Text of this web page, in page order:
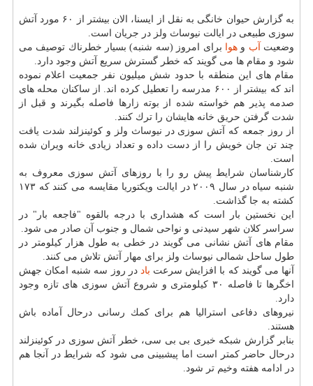
به گزارش حیوان خانگی به نقل از ایسنا، الان بیشتر از ۶۰ مورد آتش
سوزی طبیعی در ایالت نیوساث ولز در جریان است.
وضعیت آب وهوا برای امروز (سه شنبه) بسیار خطرناك توصیف می
شود و مقام ها می گویند كه خطر گسترش سریع آتش وجود دارد.
مقام های این منطقه با حدود شش میلیون نفر جمعیت اعلام نموده
اند كه بیشتر از ۶۰۰ مدرسه را تعطیل كرده اند. از ساكنان محله های
صدمه پذیر هم خواسته شده از بوته زارها فاصله بگیرند و قبل از
شدت گرفتن حریق خانه هایشان را ترك كنند.
از روز جمعه كه آتش سوزی در نیوساث ولز و كوئینزلند شدت یافت
چند تن جان خویش را از دست داده و تعداد زیادی خانه ویران شده
است.
كارشناسان شرایط پیش رو را با روزهای آتش سوزی معروف به
شنبه سیاه در سال ۲۰۰۹ در ایالت ویكتوریا مقایسه می كنند كه ۱۷۳
كشته به جا گذاشت.
این نخستین بار است كه هشداری با درجه بالقوه "فاجعه بار" در
سراسر كلان شهر سیدنی و نواحی شمال و جنوب آن صادر می شود.
مقام های آتش نشانی می گویند در خطی به طول هزار كیلومتر در
طول ساحل شمالی نیوساث ولز برای مهار آتش تلاش می كنند.
آنها می گویند كه با افزایش سرعت باد در روز سه شنبه امكان جهش
اخگرها تا فاصله ۳۰ كیلومتری و شروع آتش سوزی های تازه وجود
دارد.
نیروهای دفاعی استرالیا هم برای كمك رسانی درحال آماده باش
هستند.
بنابر گزارش شبكه خبری بی بی سی، خطر آتش سوزی در كوئینزلند
درحال حاضر كمتر است اما پیشبینی می شود كه شرایط در آنجا هم
در ادامه هفته وخیم تر شود.